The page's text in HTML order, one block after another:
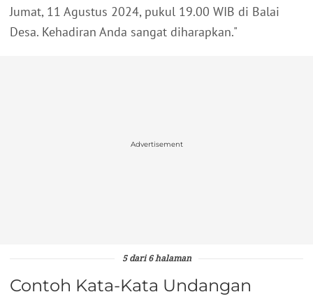
Jumat, 11 Agustus 2024, pukul 19.00 WIB di Balai
Desa. Kehadiran Anda sangat diharapkan."
Advertisement
5 dari 6 halaman
Contoh Kata-Kata Undangan